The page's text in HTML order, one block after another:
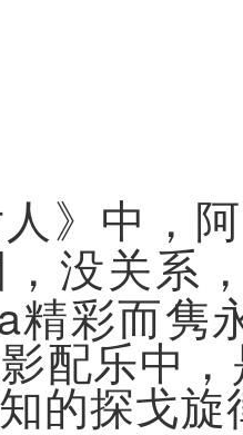
人》中，
没关系
精彩而隽
配乐中
的探戈旋